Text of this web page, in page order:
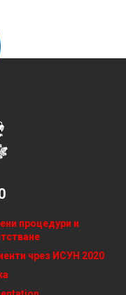
процедури и
чрез ИСУН 2020